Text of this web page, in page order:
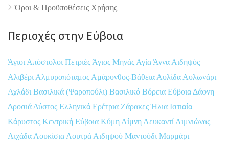
Όροι & Προϋποθέσεις Xρήσης
Περιοχές στην Εύβοια
Άγιοι Απόστολοι Πετριές Άγιος Μηνάς Αγία Άννα Αιδηψός
Αλιβέρι Αλμυροπόταμος Αμάρυνθος-Βάθεια Αυλίδα Αυλωνάρι
Αχλάδι Βασιλικά (Ψαροπούλι) Βασιλικό Βόρεια Εύβοια Δάφνη
Δροσιά Δύστος Ελληνικά Ερέτρια ΖάρακεςΉλια Ιστιαία
Κάρυστος Κεντρική Εύβοια Κύμη Λίμνη Λευκαντί Λιμνιώνας
Λιχάδα Λουκίσια Λουτρά Αιδηψού Μαντούδι Μαρμάρι